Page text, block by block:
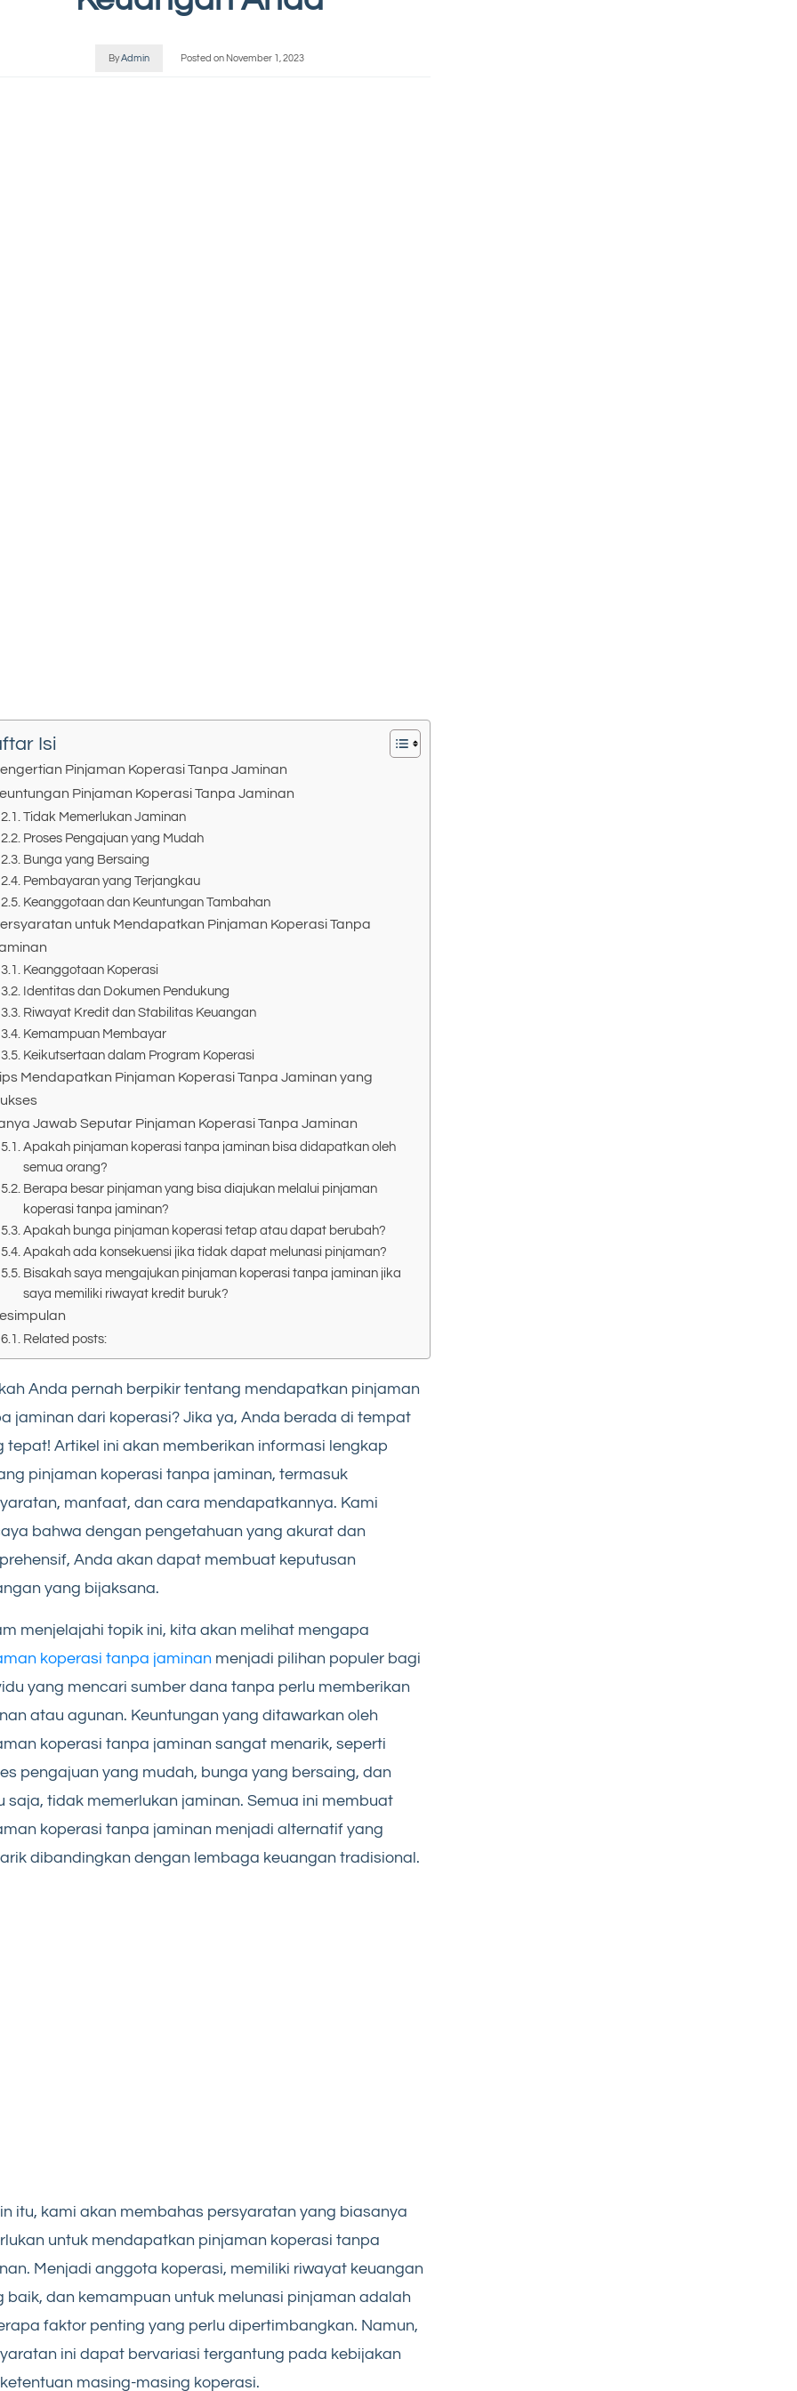
ByAdmin Posted on November 1, 2023
Isi
Pinjaman Koperasi Tanpa Jaminan
Pinjaman Koperasi Tanpa Jaminan
Tidak Memerlukan Jaminan
Proses Pengajuan yang Mudah
Bunga yang Bersaing
Pembayaran yang Terjangkau
Keanggotaan dan Keuntungan Tambahan
untuk Mendapatkan Pinjaman Koperasi Tanpa
Keanggotaan Koperasi
Identitas dan Dokumen Pendukung
Riwayat Kredit dan Stabilitas Keuangan
Kemampuan Membayar
Keikutsertaan dalam Program Koperasi
Mendapatkan Pinjaman Koperasi Tanpa Jaminan yang
Jawab Seputar Pinjaman Koperasi Tanpa Jaminan
Apakah pinjaman koperasi tanpa jaminan bisa didapatkan oleh
semua orang?
Berapa besar pinjaman yang bisa diajukan melalui pinjaman
koperasi tanpa jaminan?
Apakah bunga pinjaman koperasi tetap atau dapat berubah?
Apakah ada konsekuensi jika tidak dapat melunasi pinjaman?
Bisakah saya mengajukan pinjaman koperasi tanpa jaminan jika
saya memiliki riwayat kredit buruk?
Related posts:
Anda pernah berpikir tentang mendapatkan pinjaman
jaminan dari koperasi? Jika ya, Anda berada di tempat
tepat! Artikel ini akan memberikan informasi lengkap
pinjaman koperasi tanpa jaminan, termasuk
manfaat, dan cara mendapatkannya. Kami
bahwa dengan pengetahuan yang akurat dan
Anda akan dapat membuat keputusan
yang bijaksana.
menjelajahi topik ini, kita akan melihat mengapa
koperasi tanpa jaminan menjadi pilihan populer bagi
yang mencari sumber dana tanpa perlu memberikan
atau agunan. Keuntungan yang ditawarkan oleh
koperasi tanpa jaminan sangat menarik, seperti
pengajuan yang mudah, bunga yang bersaing, dan
saja, tidak memerlukan jaminan. Semua ini membuat
koperasi tanpa jaminan menjadi alternatif yang
dibandingkan dengan lembaga keuangan tradisional.
itu, kami akan membahas persyaratan yang biasanya
untuk mendapatkan pinjaman koperasi tanpa
Menjadi anggota koperasi, memiliki riwayat keuangan
baik, dan kemampuan untuk melunasi pinjaman adalah
faktor penting yang perlu dipertimbangkan. Namun,
ini dapat bervariasi tergantung pada kebijakan
masing-masing koperasi.